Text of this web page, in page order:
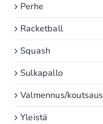
Perhe
Racketball
Squash
Sulkapallo
Valmennus/koutsaus
Yleistä